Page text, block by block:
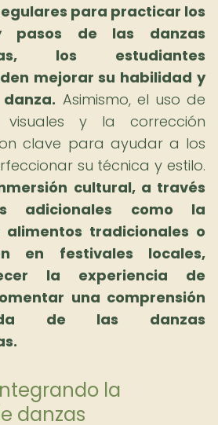
para practicar los
pasos de las danzas
los estudiantes
mejorar su habilidad y
Asimismo, el uso de
visuales y la corrección
clave para ayudar a los
su técnica y estilo.
cultural, a través
adicionales como la
tradicionales o
en festivales locales,
la experiencia de
una comprensión
de las danzas
la
danzas